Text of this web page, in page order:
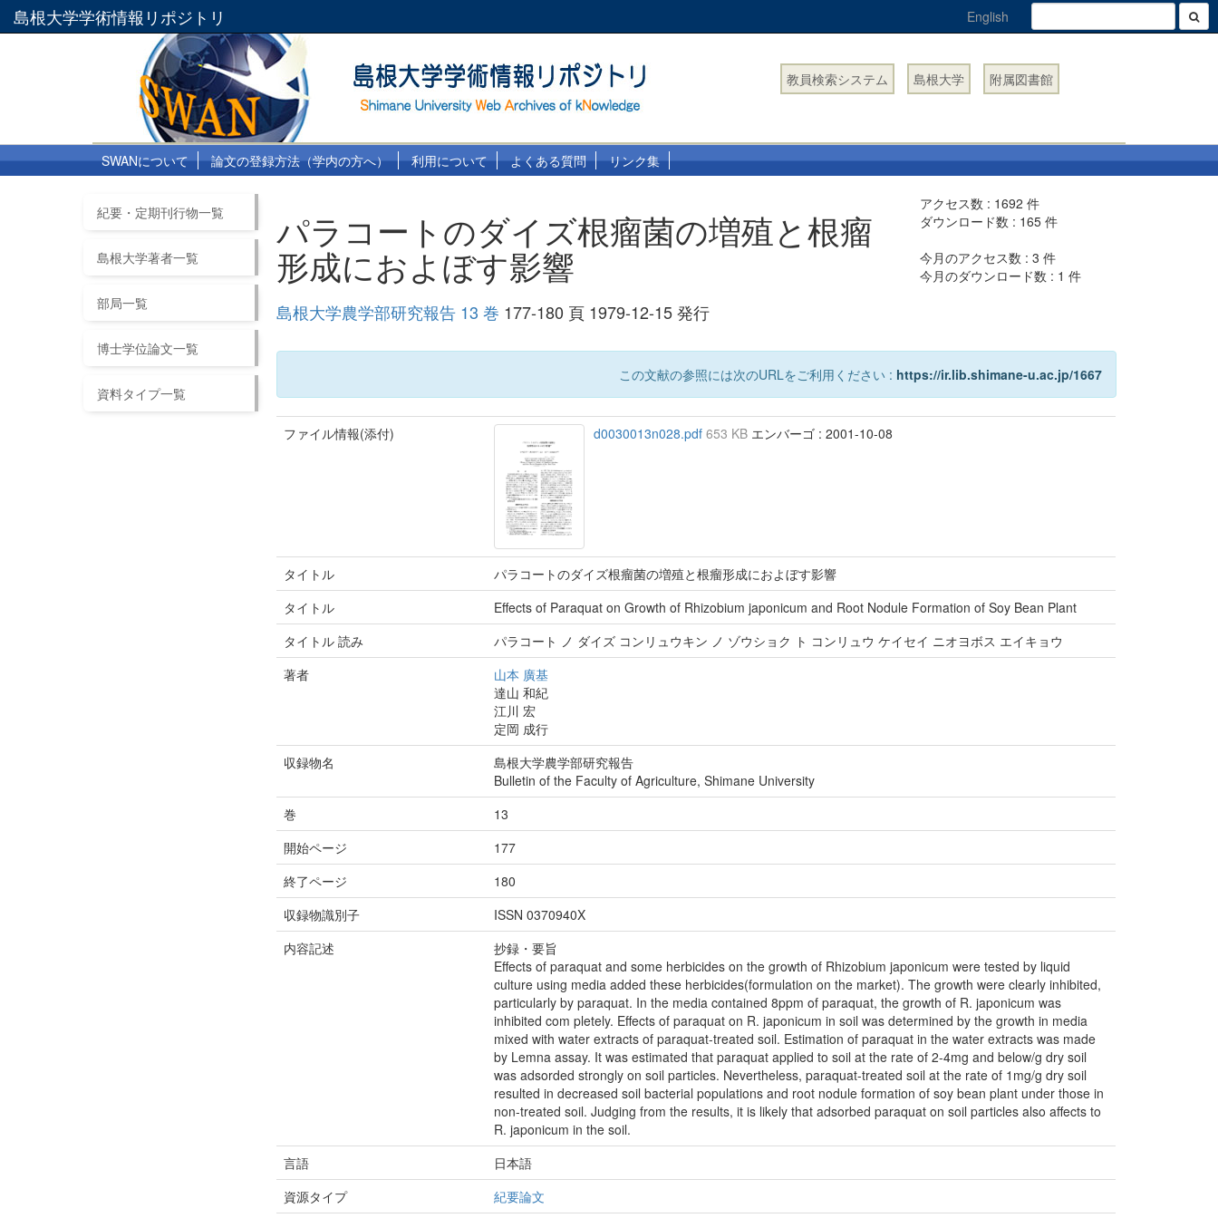
島根大学学術情報リポジトリ English
教員検索システム 島根大学 附属図書館
SWANについて 論文の登録方法（学内の方へ） 利用について よくある質問 リンク集
紀要・定期刊行物一覧
島根大学著者一覧
部局一覧
博士学位論文一覧
資料タイプ一覧
パラコートのダイズ根瘤菌の増殖と根瘤
形成におよぼす影響
島根大学農学部研究報告 13 巻 177-180 頁 1979-12-15 発行
アクセス数 : 1692 件
ダウンロード数 : 165 件
今月のアクセス数 :3 件
今月のダウンロード数 : 1 件
この文献の参照には次のURLをご利用ください : https://ir.lib.shimane-u.ac.jp/1667
ファイル情報(添付) d0030013n028.pdf653 KB エンバーゴ : 2001-10-08
タイトル
パラコートのダイズ根瘤菌の増殖と根瘤形成におよぼす影響
タイトル
Effects of Paraquat on Growth of Rhizobium japonicum and Root Nodule Formation of Soy Bean Plant
タイトル 読み
パラコート ノ ダイズ コンリュウキン ノ ゾウショク ト コンリュウ ケイセイ ニオヨボス エイキョウ
著者
山本 廣基
達山 和紀
江川 宏
定岡 成行
収録物名
島根大学農学部研究報告
Bulletin of the Faculty of Agriculture, Shimane University
巻
13
開始ページ
177
終了ページ
180
収録物識別子
ISSN 0370940X
内容記述
抄録・要旨
Effects of paraquat and some herbicides on the growth of Rhizobium japonicum were tested by liquid
culture using media added these herbicides(formulation on the market). The growth were clearly inhibited,
particularly by paraquat. In the media contained 8ppm of paraquat, the growth of R. japonicum was
inhibited com pletely. Effects of paraquat on R. japonicum in soil was determined by the growth in media
mixed with water extracts of paraquat-treated soil. Estimation of paraquat in the water extracts was made
by Lemna assay. It was estimated that paraquat applied to soil at the rate of 2-4mg and below/g dry soil
was adsorded strongly on soil particles. Nevertheless, paraquat-treated soil at the rate of 1mg/g dry soil
resulted in decreased soil bacterial populations and root nodule formation of soy bean plant under those in
non-treated soil. Judging from the results, it is likely that adsorbed paraquat on soil particles also affects to
R. japonicum in the soil.
言語
日本語
資源タイプ
紀要論文